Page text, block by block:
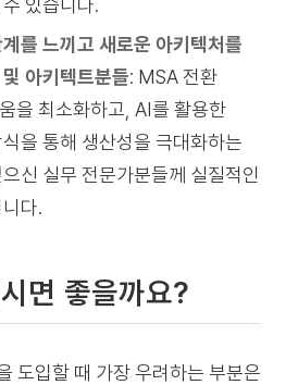
있습니다.
를 느끼고 새로운 아키텍처를
아키텍트분들: MSA 전환
을 최소화하고, AI를 활용한
을 통해 생산성을 극대화하는
신 실무 전문가분들께 실질적인
다.
면 좋을까요?
도입할 때 가장 우려하는 부분은